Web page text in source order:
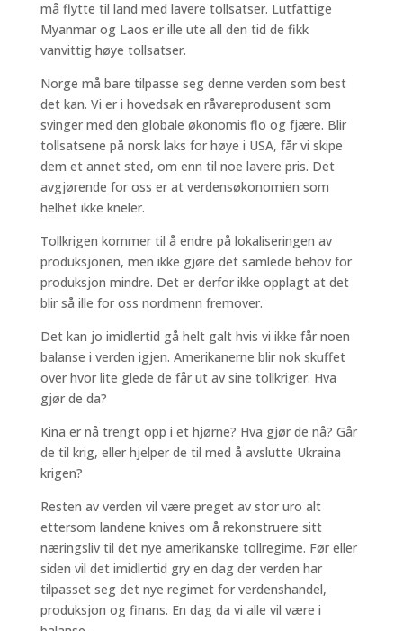
må flytte til land med lavere tollsatser. Lutfattige
Myanmar og Laos er ille ute all den tid de fikk
vanvittig høye tollsatser.
Norge må bare tilpasse seg denne verden som best
det kan. Vi er i hovedsak en råvareprodusent som
svinger med den globale økonomis flo og fjære. Blir
tollsatsene på norsk laks for høye i USA, får vi skipe
dem et annet sted, om enn til noe lavere pris. Det
avgjørende for oss er at verdensøkonomien som
helhet ikke kneler.
Tollkrigen kommer til å endre på lokaliseringen av
produksjonen, men ikke gjøre det samlede behov for
produksjon mindre. Det er derfor ikke opplagt at det
blir så ille for oss nordmenn fremover.
Det kan jo imidlertid gå helt galt hvis vi ikke får noen
balanse i verden igjen. Amerikanerne blir nok skuffet
over hvor lite glede de får ut av sine tollkriger. Hva
gjør de da?
Kina er nå trengt opp i et hjørne? Hva gjør de nå? Går
de til krig, eller hjelper de til med å avslutte Ukraina
krigen?
Resten av verden vil være preget av stor uro alt
ettersom landene knives om å rekonstruere sitt
næringsliv til det nye amerikanske tollregime. Før eller
siden vil det imidlertid gry en dag der verden har
tilpasset seg det nye regimet for verdenshandel,
produksjon og finans. En dag da vi alle vil være i